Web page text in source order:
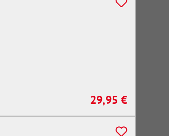
Regulärer Preis:
29,95 €